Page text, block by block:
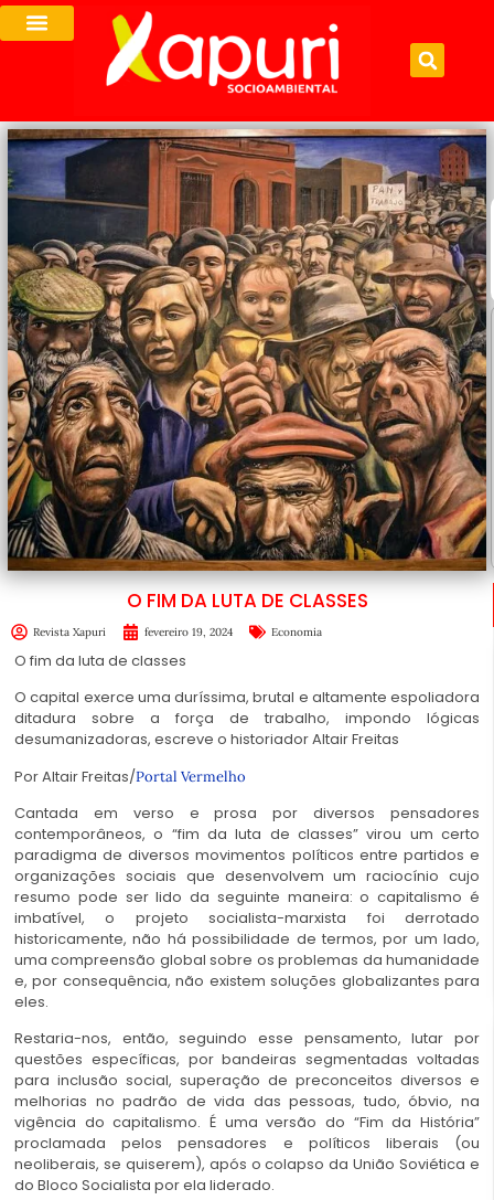
O FIM DA LUTA DE CLASSES
Revista Xapuri fevereiro 19, 2024 Economia
O fim da luta de classes
O capital exerce uma duríssima, brutal e altamente espoliadora
ditadura sobre a força de trabalho, impondo lógicas
desumanizadoras, escreve o historiador Altair Freitas
Por Altair Freitas/Portal Vermelho
Cantada em verso e prosa por diversos pensadores
contemporâneos, o “fim da luta de classes” virou um certo
paradigma de diversos movimentos políticos entre partidos e
organizações sociais que desenvolvem um raciocínio cujo
resumo pode ser lido da seguinte maneira: o capitalismo é
imbatível, o projeto socialista-marxista foi derrotado
historicamente, não há possibilidade de termos, por um lado,
uma compreensão global sobre os problemas da humanidade
e, por consequência, não existem soluções globalizantes para
eles.
Restaria-nos, então, seguindo esse pensamento, lutar por
questões específicas, por bandeiras segmentadas voltadas
para inclusão social, superação de preconceitos diversos e
melhorias no padrão de vida das pessoas, tudo, óbvio, na
vigência do capitalismo. É uma versão do “Fim da História”
proclamada pelos pensadores e políticos liberais (ou
neoliberais, se quiserem), após o colapso da União Soviética e
do Bloco Socialista por ela liderado.